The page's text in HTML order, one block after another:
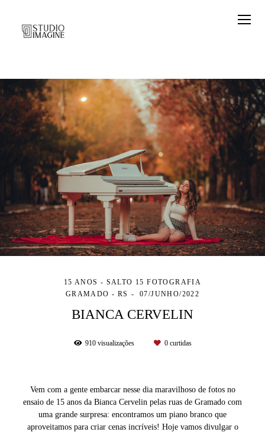
15 ANOS - SALTO 15 FOTOGRAFIA
GRAMADO - RS
07/JUNHO/2022
BIANCA CERVELIN
910visualizações 0curtidas
Vem com a gente embarcar nesse dia maravilhoso de fotos no
ensaio de 15 anos da Bianca Cervelin pelas ruas de Gramado com
uma grande surpresa: encontramos um piano branco que
aproveitamos para criar cenas incríveis! Hoje vamos divulgar o